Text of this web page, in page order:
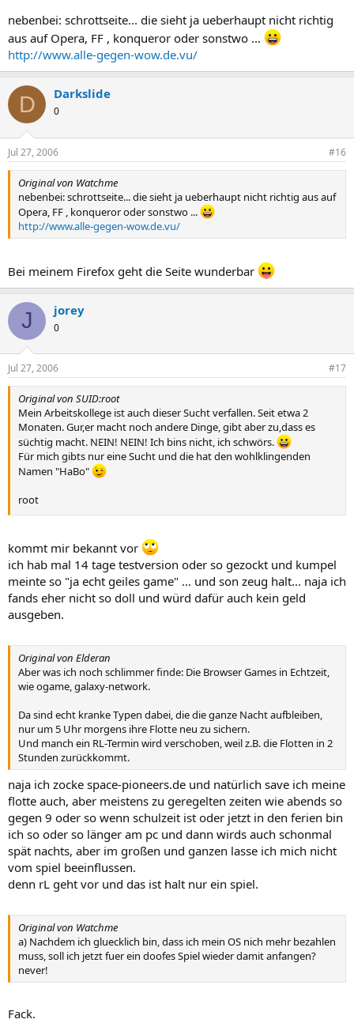
nebenbei: schrottseite... die sieht ja ueberhaupt nicht richtig
aus auf Opera, FF , konqueror oder sonstwo ...
http://www.alle-gegen-wow.de.vu/
D Darkslide
0
Jul 27, 2006 #16
Original von Watchme
nebenbei: schrottseite... die sieht ja ueberhaupt nicht richtig aus auf
Opera, FF , konqueror oder sonstwo ...
http://www.alle-gegen-wow.de.vu/
Bei meinem Firefox geht die Seite wunderbar
J jorey
0
Jul 27, 2006 #17
Original von SUID:root
Mein Arbeitskollege ist auch dieser Sucht verfallen. Seit etwa 2
Monaten. Gur,er macht noch andere Dinge, gibt aber zu,dass es
süchtig macht. NEIN! NEIN! Ich bins nicht, ich schwörs.
Für mich gibts nur eine Sucht und die hat den wohlklingenden
Namen "HaBo"
root
gekauft ums anzusehen und mal zu spielen. 12-13 Euro pro Monat
zahl ich aber aus Prinzip nicht. Kapitalisten!
kommt mir bekannt vor
ich hab mal 14 tage testversion oder so gezockt und kumpel
meinte so "ja echt geiles game" ... und son zeug halt... naja ich
fands eher nicht so doll und würd dafür auch kein geld
ausgeben.
Original von Elderan
Aber was ich noch schlimmer finde: Die Browser Games in Echtzeit,
wie ogame, galaxy-network.
Da sind echt kranke Typen dabei, die die ganze Nacht aufbleiben,
nur um 5 Uhr morgens ihre Flotte neu zu sichern.
Und manch ein RL-Termin wird verschoben, weil z.B. die Flotten in 2
Stunden zurückkommt.
naja ich zocke space-pioneers.de und natürlich save ich meine
flotte auch, aber meistens zu geregelten zeiten wie abends so
gegen 9 oder so wenn schulzeit ist oder jetzt in den ferien bin
ich so oder so länger am pc und dann wirds auch schonmal
spät nachts, aber im großen und ganzen lasse ich mich nicht
vom spiel beeinflussen.
denn rL geht vor und das ist halt nur ein spiel.
Original von Watchme
a) Nachdem ich gluecklich bin, dass ich mein OS nich mehr bezahlen
muss, soll ich jetzt fuer ein doofes Spiel wieder damit anfangen?
never!
Fack.